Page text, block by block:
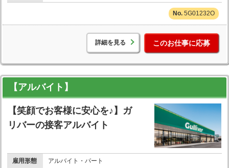
5G01232O
詳細を見る このお仕事に応募
【アルバイト】
【笑顔でお客様に安心を♪】ガ
リバーの接客アルバイト
雇用形態 アルバイト・パート